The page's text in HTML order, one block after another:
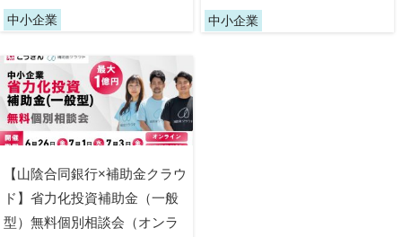
中小企業 中小企業
【山陰合同銀行×補助金クラウ
ド】省力化投資補助金（一般
型）無料個別相談会（オンラ